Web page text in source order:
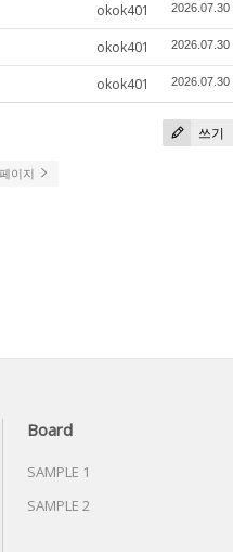
okok401 2026.07.30
okok401 2026.07.30
okok401 2026.07.30
쓰기
이지
Board
SAMPLE 1
SAMPLE 2